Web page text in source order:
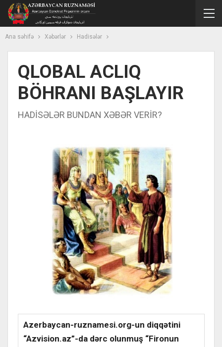
Ana səhifə Xəbərlər Hadisələr
QLOBAL ACLIQ
BÖHRANI BAŞLAYIR
HADİSƏLƏR BUNDAN XƏBƏR VERİR?
Azerbaycan-ruznamesi.org-un diqqətini
“Azvision.az”-da dərc olunmuş “Fironun